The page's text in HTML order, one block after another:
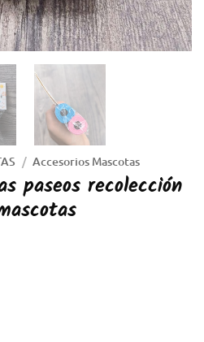
/ Accesorios Mascotas
paseos recolección